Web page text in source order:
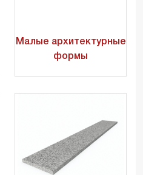
Малые архитектурные
формы